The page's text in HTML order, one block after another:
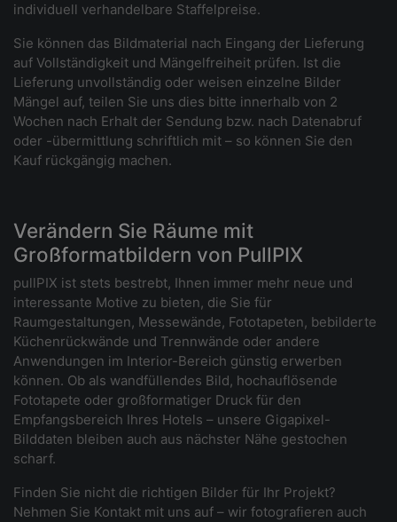
individuell verhandelbare Staffelpreise.
Sie können das Bildmaterial nach Eingang der Lieferung
auf Vollständigkeit und Mängelfreiheit prüfen. Ist die
Lieferung unvollständig oder weisen einzelne Bilder
Mängel auf, teilen Sie uns dies bitte innerhalb von 2
Wochen nach Erhalt der Sendung bzw. nach Datenabruf
oder -übermittlung schriftlich mit – so können Sie den
Kauf rückgängig machen.
Verändern Sie Räume mit
Großformatbildern von PullPIX
pullPIX ist stets bestrebt, Ihnen immer mehr neue und
interessante Motive zu bieten, die Sie für
Raumgestaltungen, Messewände, Fototapeten, bebilderte
Küchenrückwände und Trennwände oder andere
Anwendungen im Interior-Bereich günstig erwerben
können. Ob als wandfüllendes Bild, hochauflösende
Fototapete oder großformatiger Druck für den
Empfangsbereich Ihres Hotels – unsere Gigapixel-
Bilddaten bleiben auch aus nächster Nähe gestochen
scharf.
Finden Sie nicht die richtigen Bilder für Ihr Projekt?
Nehmen Sie Kontakt mit uns auf – wir fotografieren auch